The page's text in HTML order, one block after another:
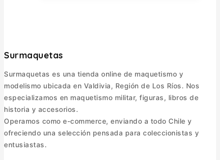
Surmaquetas
Surmaquetas es una tienda online de maquetismo y
modelismo ubicada en Valdivia, Región de Los Ríos. Nos
especializamos en maquetismo militar, figuras, libros de
historia y accesorios.
Operamos como e-commerce, enviando a todo Chile y
ofreciendo una selección pensada para coleccionistas y
entusiastas.